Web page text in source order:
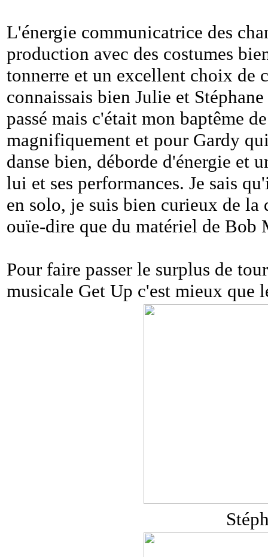
L'énergie communicatrice des
production avec des costumes
tonnerre et un excellent choix de
connaissais bien Julie et
passé mais c'était mon baptême
magnifiquement et pour Gardy
danse bien, déborde d'énergie et
lui et ses performances. Je sais
en solo, je suis bien curieux de
ouïe-dire que du matériel de Bob
Pour faire passer le surplus de
musicale Get Up c'est mieux que